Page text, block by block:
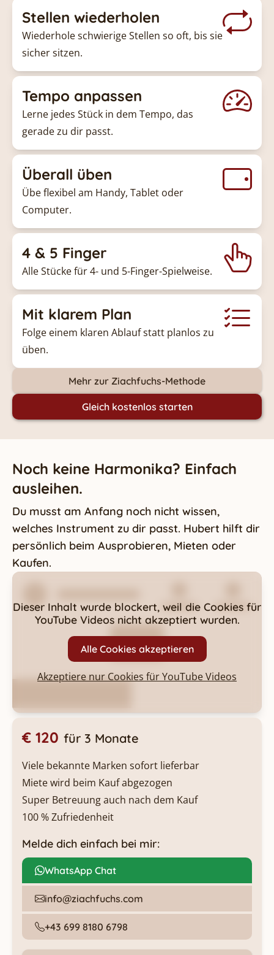
Stellen wiederholen
Wiederhole schwierige Stellen so oft, bis sie
sicher sitzen.
Tempo anpassen
Lerne jedes Stück in dem Tempo, das
gerade zu dir passt.
Überall üben
Übe flexibel am Handy, Tablet oder
Computer.
4 & 5 Finger
Alle Stücke für 4- und 5-Finger-Spielweise.
Mit klarem Plan
Folge einem klaren Ablauf statt planlos zu
üben.
Mehr zur Ziachfuchs-Methode
Gleich kostenlos starten
Noch keine Harmonika? Einfach
ausleihen.
Du musst am Anfang noch nicht wissen,
welches Instrument zu dir passt. Hubert hilft dir
persönlich beim Ausprobieren, Mieten oder
Kaufen.
Dieser Inhalt wurde blockert, weil die Cookies für
YouTube Videosnicht akzeptiert wurden.
Alle Cookies akzeptieren
Akzeptiere nur Cookies fürYouTube Videos
€ 120 für 3 Monate
Viele bekannte Marken sofort lieferbar
Miete wird beim Kauf abgezogen
Super Betreuung auch nach dem Kauf
100 % Zufriedenheit
Melde dich einfach bei mir:
WhatsApp Chat
info@ziachfuchs.com
+43 699 8180 6798